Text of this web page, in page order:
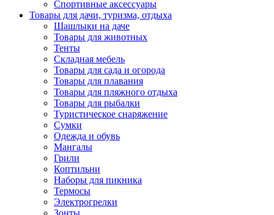
Спортивные аксессуары
Товары для дачи, туризма, отдыха
Шашлыки на даче
Товары для животных
Тенты
Складная мебель
Товары для сада и огорода
Товары для плавания
Товары для пляжного отдыха
Товары для рыбалки
Туристическое снаряжение
Сумки
Одежда и обувь
Мангалы
Грили
Коптильни
Наборы для пикника
Термосы
Электрогрелки
Зонты